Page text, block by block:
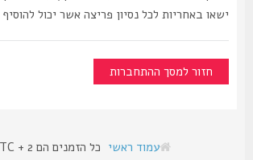
ישאו באחריות לכל נסיון פריצה אשר יכול להוסיף
חזור למסך ההתחברות
עמוד ראשי כל הזמנים הם UTC + 2 שעות